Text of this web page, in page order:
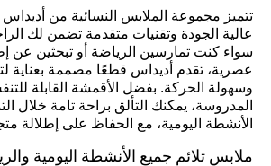
تتميز مجموعة الملابس النسائية من أديداس
عالية الجودة وتقنيات متقدمة تضمن لك
سواء كنت تمارسين الرياضة أو تبحثين عن
عصرية، تقدم أديداس قطعًا مصممة بعناية
وسهولة الحركة. بفضل الأقمشة القابلة
المدروسة، يمكنك التألق براحة تامة خلال
الأنشطة اليومية، مع الحفاظ على إطلالة
ملابس تلائم جميع الأنشطة اليومية